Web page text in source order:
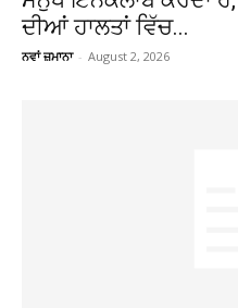
ਦੀਆਂ ਹਾਲਤਾਂ ਵਿੱਚ...
ਨਵਾਂ ਜ਼ਮਾਨਾ - August 2, 2026